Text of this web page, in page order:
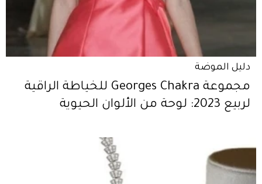
دليل الموضة
مجموعة Georges Chakra للخياطة الراقية
لربيع 2023: لوحة من الألوان الحيوية